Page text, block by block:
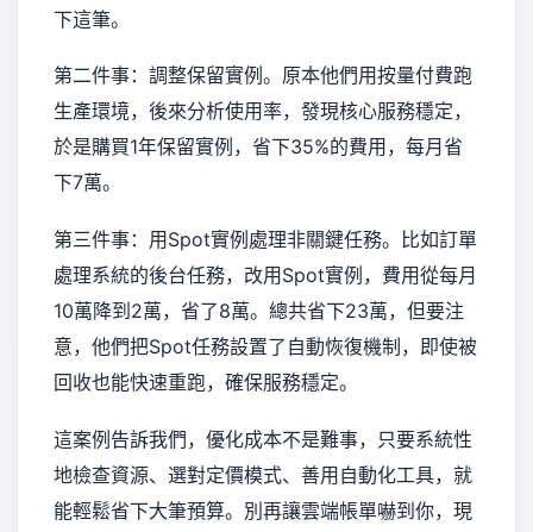
下這筆。
第二件事：調整保留實例。原本他們用按量付費跑
生產環境，後來分析使用率，發現核心服務穩定，
於是購買1年保留實例，省下35%的費用，每月省
下7萬。
第三件事：用Spot實例處理非關鍵任務。比如訂單
處理系統的後台任務，改用Spot實例，費用從每月
10萬降到2萬，省了8萬。總共省下23萬，但要注
意，他們把Spot任務設置了自動恢復機制，即使被
回收也能快速重跑，確保服務穩定。
這案例告訴我們，優化成本不是難事，只要系統性
地檢查資源、選對定價模式、善用自動化工具，就
能輕鬆省下大筆預算。別再讓雲端帳單嚇到你，現